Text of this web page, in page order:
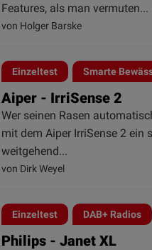
Features, als man vermuten...
von Holger Barske
Einzeltest Smarte
Aiper - IrriSense 2
Wer seinen Rasen
mit dem Aiper IrriSense 2 ein
weitgehend...
von Dirk Weyel
Einzeltest DAB+ Radios
Philips - Janet XL